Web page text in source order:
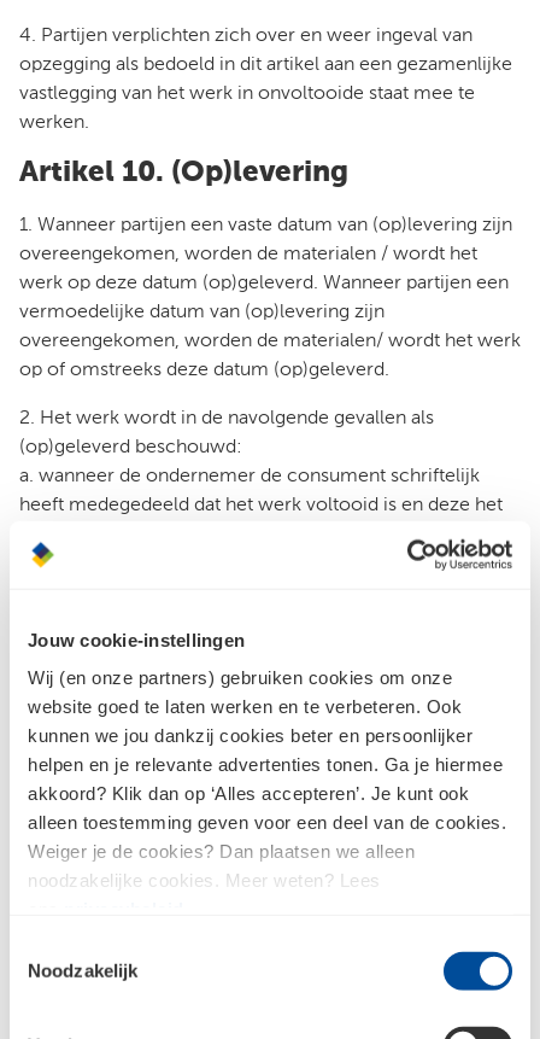
Jouw cookie-instellingen
Wij (en onze partners) gebruiken cookies om onze
website goed te laten werken en te verbeteren. Ook
kunnen we jou dankzij cookies beter en persoonlijker
helpen en je relevante advertenties tonen. Ga je hiermee
akkoord? Klik dan op ‘Alles accepteren’. Je kunt ook
alleen toestemming geven voor een deel van de cookies.
Weiger je de cookies? Dan plaatsen we alleen
noodzakelijke cookies. Meer weten? Lees
Noodzakelijk
4. Partijen verplichten zich over en weer ingeval van
opzegging als bedoeld in dit artikel aan een gezamenlijke
vastlegging van het werk in onvoltooide staat mee te
werken.
Artikel 10. (Op)levering
1. Wanneer partijen een vaste datum van (op)levering zijn
overeengekomen, worden de materialen / wordt het
werk op deze datum (op)geleverd. Wanneer partijen een
vermoedelijke datum van (op)levering zijn
overeengekomen, worden de materialen/ wordt het werk
op of omstreeks deze datum (op)geleverd.
2. Het werk wordt in de navolgende gevallen als
(op)geleverd beschouwd:
a. wanneer de ondernemer de consument schriftelijk
heeft medegedeeld dat het werk voltooid is en deze het
werk heeft aanvaard door ondertekening van een
opleveringsformulier;
meegedeeld dat het werk voltooid is en deze heeft
nagelaten het werk binnen die termijn te aanvaarden,
tenzij de consument binnen die periode het werk
schriftelijk gemotiveerd afkeurt. Kleine gebreken, die
gevoeglijk vóór een nog volgende betalingstermijn
kunnen worden hersteld, zullen geen reden tot
onthouding van de goedkeuring mogen zijn, mits zij een
eventuele ingebruikneming niet in de weg staan. De
onder nemer is gehouden de in dit lid bedoelde gebreken
verricht weer in gebruik neemt, met dien verstande, dat
gedeelte als opgeleverd wordt beschouwd, tenzij het aan